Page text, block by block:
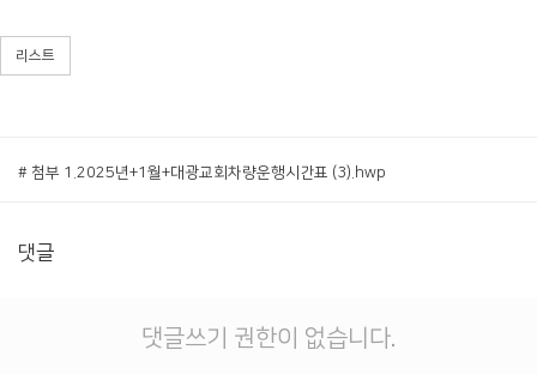
리스트
# 첨부 1.2025년+1월+대광교회차량운행시간표 (3).hwp
댓글
댓글쓰기 권한이 없습니다.